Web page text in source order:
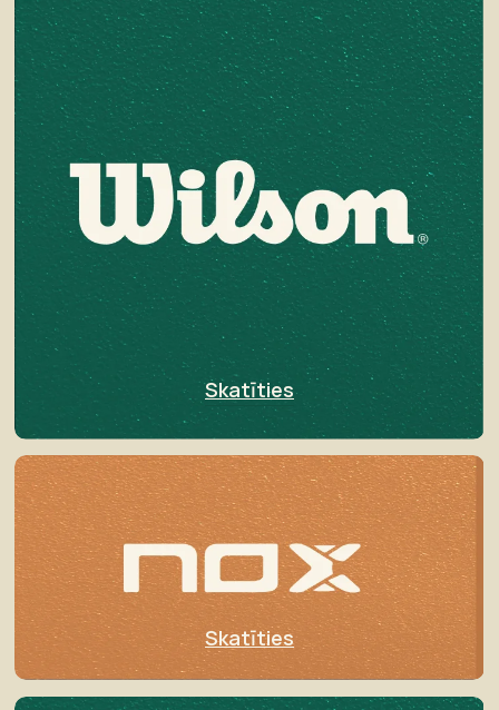
Skatīties
Skatīties